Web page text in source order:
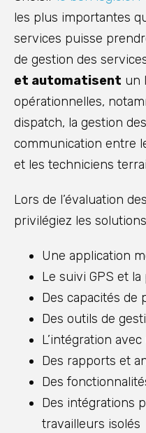
les plus importantes
services puisse
de gestion des
et automatisent un
opérationnelles,
dispatch, la gestion
communication entre
et les techniciens
Lors de l’évaluation
privilégiez les
Une application
Le suivi GPS et
Des capacités de
Des outils de
L’intégration avec
Des rapports et
Des
Des intégrations
travailleurs isolés